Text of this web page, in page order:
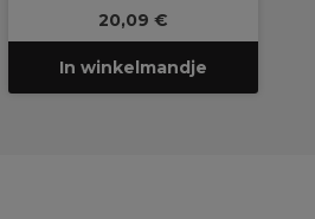
20,09 €
In winkelmandje